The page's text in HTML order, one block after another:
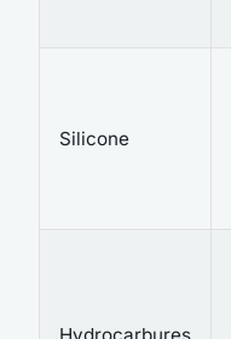
Silicone